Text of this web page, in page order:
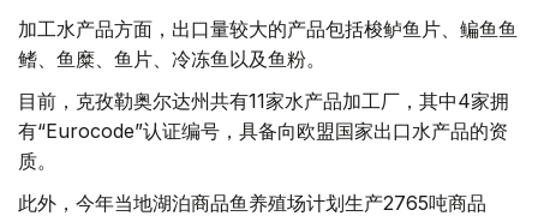
加工水产品方面，出口量较大的产品包括梭鲈鱼片、鳊鱼鱼
鳍、鱼糜、鱼片、冷冻鱼以及鱼粉。
目前，克孜勒奥尔达州共有11家水产品加工厂，其中4家拥
有“Eurocode”认证编号，具备向欧盟国家出口水产品的资
质。
此外，今年当地湖泊商品鱼养殖场计划生产2765吨商品